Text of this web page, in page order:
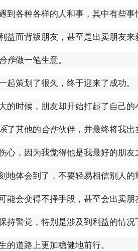
到各种各样的人和事，其中有些事
益而背叛朋友，甚至是出卖朋友来
合作做一笔生意。
起策划了很久，终于迎来了成功。
的时候，朋友却开始打起了自己的
了其他的合作伙伴，并最终将我出
心，因为我觉得他是我最好的朋友
地体会到了，不要轻易相信别人的
能会变得不择手段，甚至会出卖朋
持警觉，特别是涉及到利益的情况
的道路上更加稳健地前行。